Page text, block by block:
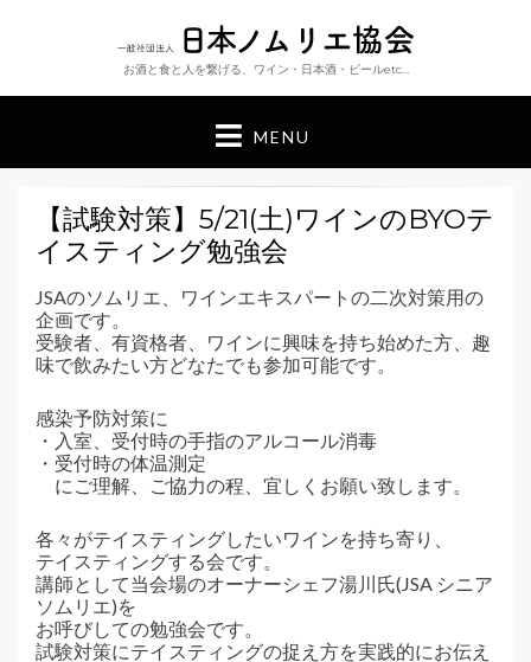
お酒と食と人を繋げる、ワイン・日本酒・ビールetc…
MENU
【試験対策】5/21(土)ワインのBYOテ
イスティング勉強会
JSAのソムリエ、ワインエキスパートの二次対策用の
企画です。
受験者、有資格者、ワインに興味を持ち始めた方、趣
味で飲みたい方どなたでも参加可能です。
感染予防対策に
・入室、受付時の手指のアルコール消毒
・受付時の体温測定
にご理解、ご協力の程、宜しくお願い致します。
各々がテイスティングしたいワインを持ち寄り、
テイスティングする会です。
講師として当会場のオーナーシェフ湯川氏(JSA シニア
ソムリエ)を
お呼びしての勉強会です。
試験対策にテイスティングの捉え方を実践的にお伝え